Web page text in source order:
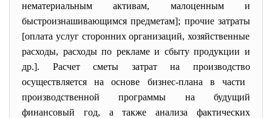
нематериальнымактивам, малоценным и
быстроизнашивающимся предметам]; прочие затраты
[оплата услуг сторонних организаций, хозяйственные
расходы, расходыпо рекламе и сбыту продукции и
др.]. Расчет сметы затрат на производство
осуществляется на основе бизнес-плана в части
производственной программы на будущий
финансовый год, а также анализа фактических